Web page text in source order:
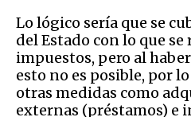
Lo lógico sería que se
del Estado con lo que se
impuestos, pero al
esto no es posible, por
otras medidas como
externas (préstamos) e